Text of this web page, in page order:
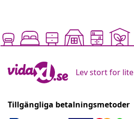
Lev stort for lite
Tillgängliga betalningsmetoder